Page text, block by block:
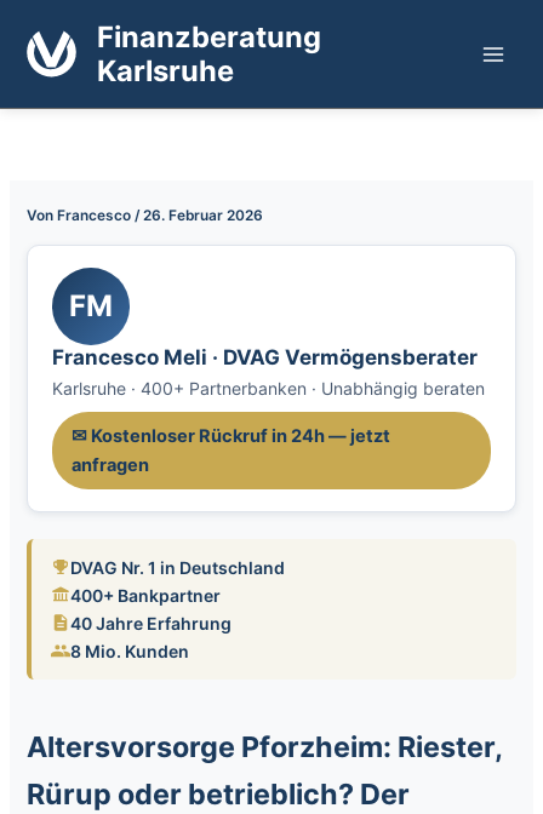
Inhalt
springen
Finanzberatung
Karlsruhe
Von Francesco/26. Februar 2026
FM
Francesco Meli · DVAG Vermögensberater
Karlsruhe · 400+ Partnerbanken · Unabhängig beraten
✉ Kostenloser Rückruf in 24h — jetzt
anfragen
DVAG Nr. 1 in Deutschland
400+ Bankpartner
40 Jahre Erfahrung
8 Mio. Kunden
Altersvorsorge Pforzheim: Riester,
Rürup oder betrieblich? Der